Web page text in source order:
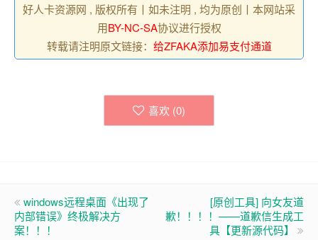
好人卡资源网 , 版权所有丨如未注明 , 均为原创丨本网站采
用BY-NC-SA协议进行授权
转载请注明原文链接： 给ZFAKA添加易支付通道
喜欢 (0)
windows远程桌面《出现了
内部错误》终极解决方
案！！！
[原创工具] 向女友道
歉！！！！——道歉信生成工
具【更新源代码】